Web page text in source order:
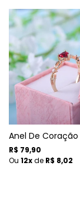
Anel De Coração
Preço
normal
R$ 79,90
Ou 12xde R$ 8,02